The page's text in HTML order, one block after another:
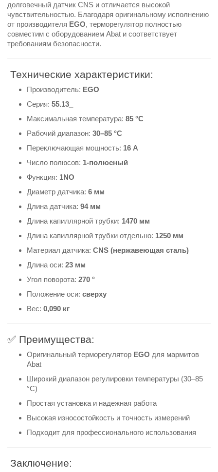
долговечный датчик CNS и отличается высокой
чувствительностью. Благодаря оригинальному исполнению
от производителя EGO, терморегулятор полностью
совместим с оборудованием Abat и соответствует
требованиям безопасности.
Технические характеристики:
Производитель: EGO
Серия: 55.13_
Максимальная температура: 85 °C
Рабочий диапазон: 30–85 °C
Переключающая мощность: 16 А
Число полюсов: 1-полюсный
Функция: 1NO
Диаметр датчика: 6 мм
Длина датчика: 94 мм
Длина капиллярной трубки: 1470 мм
Длина капиллярной трубки отдельно: 1250 мм
Материал датчика: CNS (нержавеющая сталь)
Длина оси: 23 мм
Угол поворота: 270 °
Положение оси: сверху
Вес: 0,090 кг
✅ Преимущества:
Оригинальный терморегулятор EGO для мармитов
Abat
Широкий диапазон регулировки температуры (30–85
°C)
Простая установка и надежная работа
Высокая износостойкость и точность измерений
Подходит для профессионального использования
Заключение: